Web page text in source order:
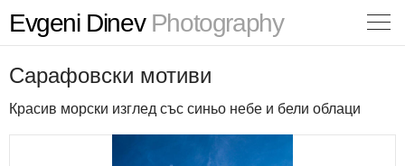
Evgeni DinevPhotography
Сарафовски мотиви
Красив морски изглед със синьо небе и бели облаци